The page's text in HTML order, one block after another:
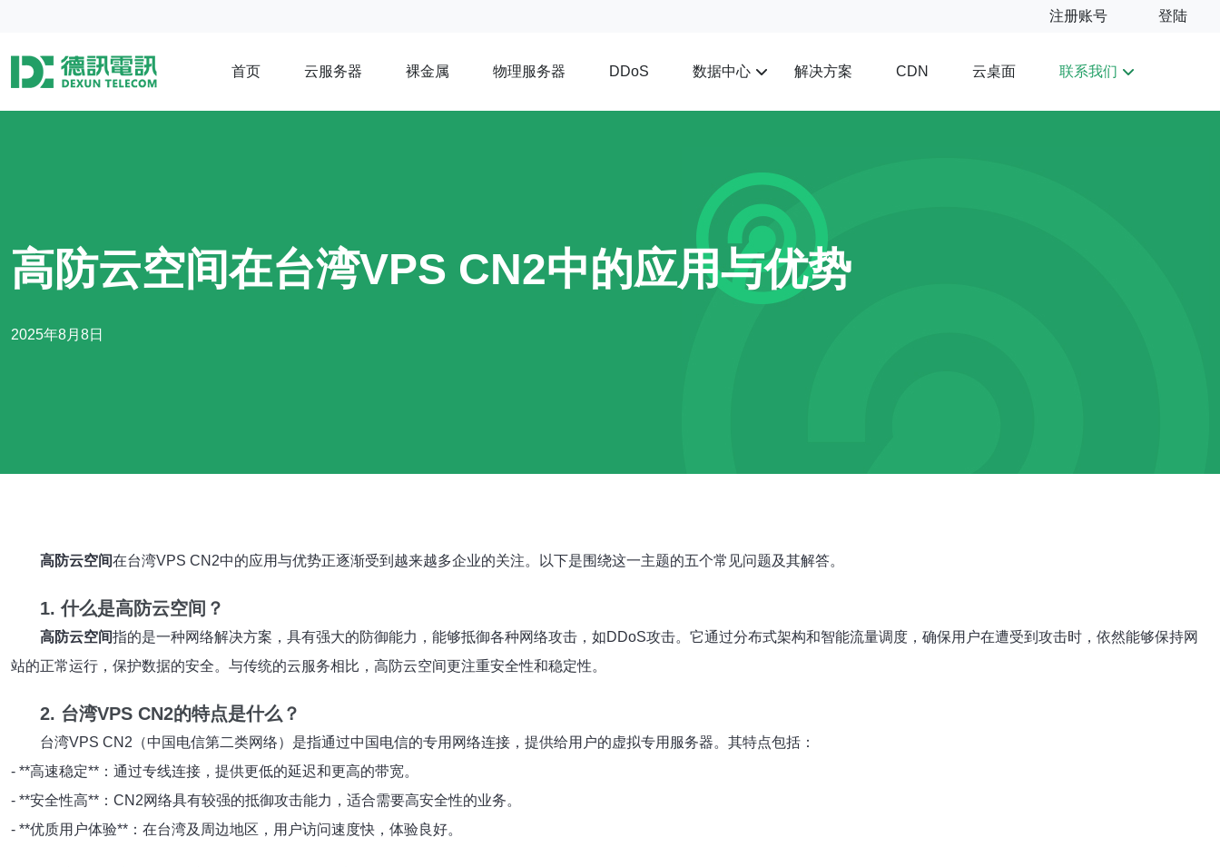
注册账号 登陆
首页 云服务器 裸金属 物理服务器 DDoS 数据中心 解决方案 CDN 云桌面 联系我们
高防云空间在台湾VPS CN2中的应用与优势
2025年8月8日
高防云空间在台湾VPS CN2中的应用与优势正逐渐受到越来越多企业的关注。以下是围绕这一主题的五个常见问题及其解答。
1. 什么是高防云空间？
高防云空间指的是一种网络解决方案，具有强大的防御能力，能够抵御各种网络攻击，如DDoS攻击。它通过分布式架构和智能流量调度，确保用户在遭受到攻击时，依然能够保持网
站的正常运行，保护数据的安全。与传统的云服务相比，高防云空间更注重安全性和稳定性。
2. 台湾VPS CN2的特点是什么？
台湾VPS CN2（中国电信第二类网络）是指通过中国电信的专用网络连接，提供给用户的虚拟专用服务器。其特点包括：
- **高速稳定**：通过专线连接，提供更低的延迟和更高的带宽。
- **安全性高**：CN2网络具有较强的抵御攻击能力，适合需要高安全性的业务。
- **优质用户体验**：在台湾及周边地区，用户访问速度快，体验良好。